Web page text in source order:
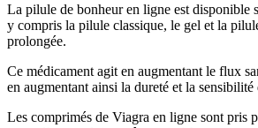
La pilule de bonheur en ligne est disponible
y compris la pilule classique, le gel et la
prolongée.
Ce médicament agit en augmentant le flux
en augmentant ainsi la dureté et la sensibilité
Les comprimés de Viagra en ligne sont pris